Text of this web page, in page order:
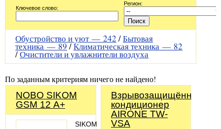
Ключевое слово:
Регион:
Обустройство и уют — 242 /Бытовая
техника —89/Климатическая техника — 82
/Очистители и увлажнители воздуха
По заданным критериям ничего не найдено!
NOBO SIKOM
GSM 12 А+
SIKOM
Взрывозащищённый
кондиционер
AIRONE TW-
VSA